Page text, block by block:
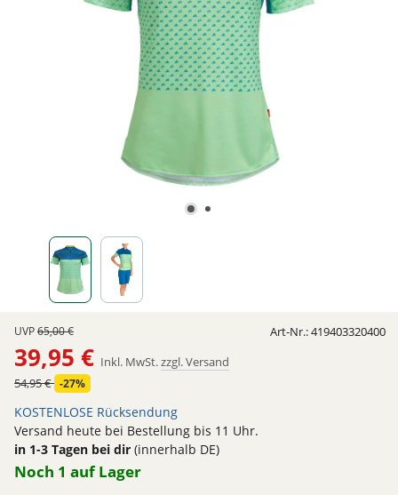
UVP65,00 €
39,95 € Inkl. MwSt.zzgl. Versand
54,95 € -27%
KOSTENLOSE Rücksendung
Versand heute bei Bestellung bis 11 Uhr.
in 1-3 Tagen bei dir (innerhalb DE)
Noch 1 auf Lager
Art-Nr.:419403320400